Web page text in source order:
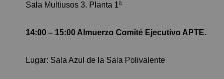
Sala Multiusos 3. Planta 1ª
14:00 – 15:00 Almuerzo Comité Ejecutivo APTE.
Lugar: Sala Azul de la Sala Polivalente